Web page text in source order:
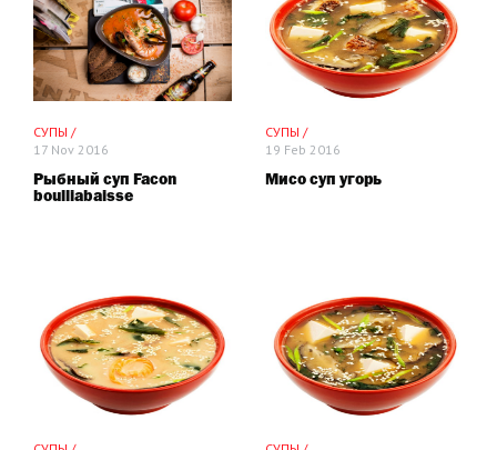
СУПЫ /
17 Nov 2016
Рыбный суп Facon
boulliabaisse
СУПЫ /
19 Feb 2016
Мисо суп угорь